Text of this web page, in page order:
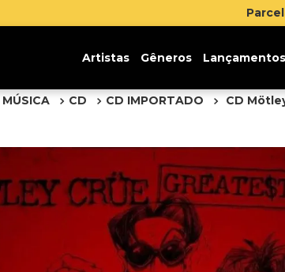
Artistas Gêneros Lançamentos
MÚSICA CD CD IMPORTADO CD